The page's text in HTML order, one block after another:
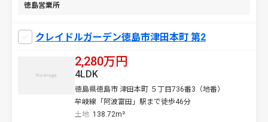
徳島営業所
クレイドルガーデン徳島市津田本町 第2
2,280万円
徳島県徳島市 津田本町 ５丁目736番3（地番）
牟岐線「阿波富田」駅まで徒歩46分
土地 138.72m²
4LDK